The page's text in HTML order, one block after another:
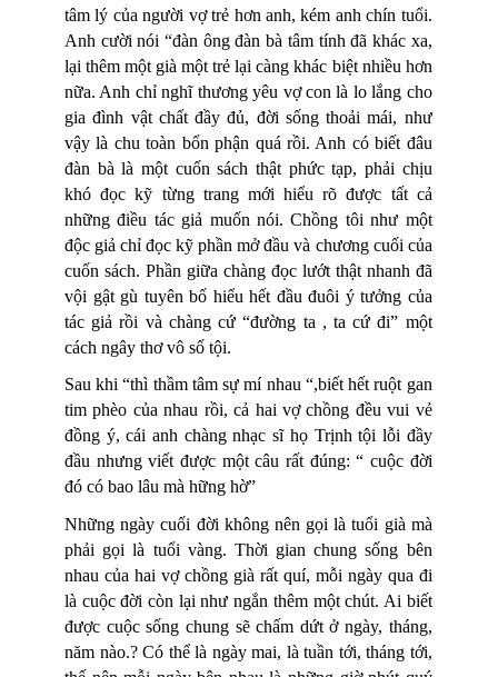
tâm lý của người vợ trẻ hơn anh, kém anh chín tuổi.
Anh cười nói “đàn ông đàn bà tâm tính đã khác xa,
lại thêm một già một trẻ lại càng khác biệt nhiều hơn
nữa. Anh chỉ nghĩ thương yêu vợ con là lo lắng cho
gia đình vật chất đầy đủ, đời sống thoải mái, như
vậy là chu toàn bổn phận quá rồi. Anh có biết đâu
đàn bà là một cuốn sách thật phức tạp, phải chịu
khó đọc kỹ từng trang mới hiểu rõ được tất cả
những điều tác giả muốn nói. Chồng tôi như một
độc giả chỉ đọc kỹ phần mở đầu và chương cuối của
cuốn sách. Phần giữa chàng đọc lướt thật nhanh đã
vội gật gù tuyên bố hiểu hết đầu đuôi ý tưởng của
tác giả rồi và chàng cứ “đường ta , ta cứ đi” một
cách ngây thơ vô số tội.
Sau khi “thì thầm tâm sự mí nhau “,biết hết ruột gan
tim phèo của nhau rồi, cả hai vợ chồng đều vui vẻ
đồng ý, cái anh chàng nhạc sĩ họ Trịnh tội lỗi đầy
đầu nhưng viết được một câu rất đúng: “ cuộc đời
đó có bao lâu mà hững hờ”
Những ngày cuối đời không nên gọi là tuổi già mà
phải gọi là tuổi vàng. Thời gian chung sống bên
nhau của hai vợ chồng già rất quí, mỗi ngày qua đi
là cuộc đời còn lại như ngắn thêm một chút. Ai biết
được cuộc sống chung sẽ chấm dứt ở ngày, tháng,
năm nào.? Có thể là ngày mai, là tuần tới, tháng tới,